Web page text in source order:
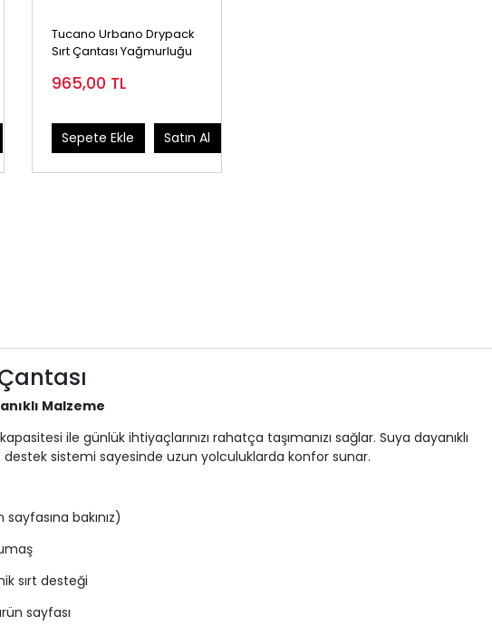
Tucano Urbano Drypack
Sırt Çantası Yağmurluğu
965,00 TL
Sepete Ekle Satın Al
Malzeme
ile günlük ihtiyaçlarınızı rahatça taşımanızı sağlar. Suya dayanıklı
destek sistemi sayesinde uzun yolculuklarda konfor sunar.
bakınız)
sırt desteği
sayfası